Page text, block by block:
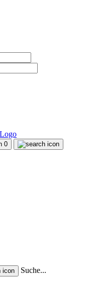
0
Suche...